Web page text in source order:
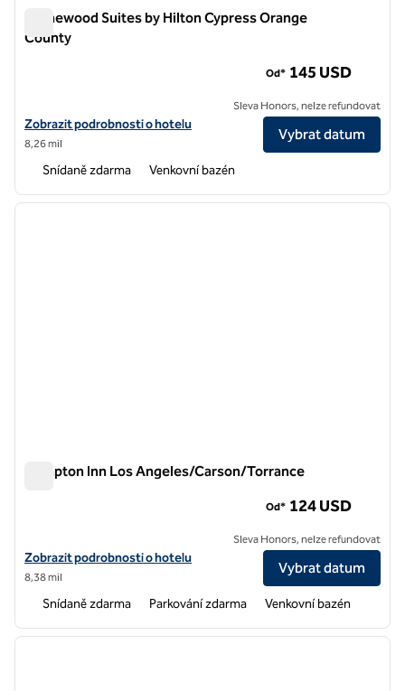
Homewood Suites by Hilton Cypress Orange
County
Zobrazit podrobnosti o hotelu Homewood Suites by Hilton Cypress
Zobrazit podrobnosti o hotelu
8,26 mil
Od* 145 USD
Sleva Honors, nelze refundovat
Vybrat datum
Snídaně zdarma Venkovní bazén
1 z 12
další
Hampton Inn Los Angeles/Carson/Torrance
Zobrazit podrobnosti o hotelu Hampton Inn Los Angeles/Carson/
Zobrazit podrobnosti o hotelu
8,38 mil
Od* 124 USD
Sleva Honors, nelze refundovat
Vybrat datum
Snídaně zdarma Parkování zdarma Venkovní bazén
1 z 11
další